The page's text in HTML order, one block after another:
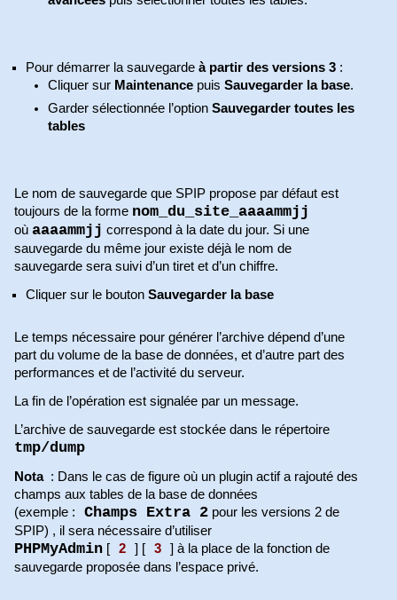
Pour démarrer la sauvegardeà partir des versions 3 :
Cliquer sur Maintenance puisSauvegarder la base.
Garder sélectionnée l’optionSauvegarder toutes les
tables
Le nom de sauvegarde que SPIP propose par défaut est
toujours de la forme nom_du_site_aaaammjj
où aaaammjj correspond à la date du jour. Si une
sauvegarde du même jour existe déjà le nom de
sauvegarde sera suivi d’un tiret et d’un chiffre.
Cliquer sur le boutonSauvegarder la base
Le temps nécessaire pour générer l’archive dépend d’une
part du volume de la base de données, et d’autre part des
performances et de l’activité du serveur.
La fin de l’opération est signalée par un message.
L’archive de sauvegarde est stockée dans le répertoire
tmp/dump
Nota : Dans le cas de figure où un plugin actif a rajouté des
champs aux tables de la base de données
(exemple :
Champs Extra 2 pour les versions 2 de
SPIP) , il sera nécessaire d’utiliser
PHPMyAdmin [ 2 ] [ 3 ] à la place de la fonction de
sauvegarde proposée dans l’espace privé.